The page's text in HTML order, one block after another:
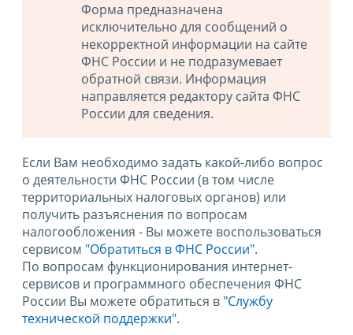
Форма предназначена
исключительно для сообщений о
некорректной информации на сайте
ФНС России и не подразумевает
обратной связи. Информация
направляется редактору сайта ФНС
России для сведения.
Если Вам необходимо задать какой-либо вопрос
о деятельности ФНС России (в том числе
территориальных налоговых органов) или
получить разъяснения по вопросам
налогообложения - Вы можете воспользоваться
сервисом "Обратиться в ФНС России".
По вопросам функционирования интернет-
сервисов и программного обеспечения ФНС
России Вы можете обратиться в "Службу
технической поддержки".